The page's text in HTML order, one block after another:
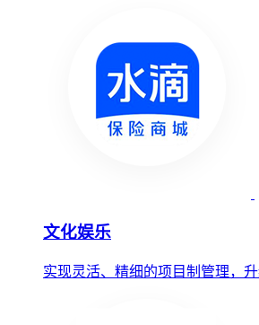
文化娱乐
实现灵活、精细的项目制管理，